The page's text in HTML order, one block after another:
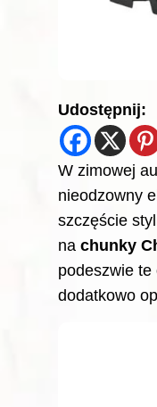
Udostępnij:
W zimowej
nieodzowny
szczęście
na chunky
podeszwie
dodatkowo